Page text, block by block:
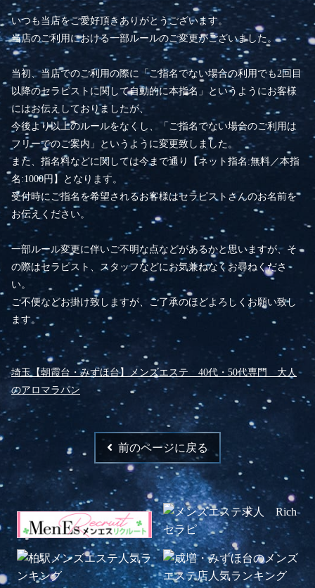
いつも当店をご愛好頂きありがとうございます。
当店のご利用における一部ルールのご変更がございました。
当初、当店でのご利用の際に「ご指名でない場合の利用でも2回目
以降のセラピストに関して自動的に本指名」というようにお客様
にはお伝えしておりましたが、
今後より以上のルールをなくし、「ご指名でない場合のご利用は
フリーでのご案内」というように変更致しました。
また、指名料などに関しては今まで通り【ネット指名:無料／本指
名:1000円】となります。
受付時にご指名を希望されるお客様はセラピストさんのお名前を
お伝えください。
一部ルール変更に伴いご不明な点などがあるかと思いますが、そ
の際はセラピスト、スタッフなどにお気兼ねなくお尋ねくださ
い。
ご不便などお掛け致しますが、ご了承のほどよろしくお願い致し
ます。
埼玉【朝霞台・みずほ台】メンズエステ 40代・50代専門 大人
のアロマラパン
前のページに戻る